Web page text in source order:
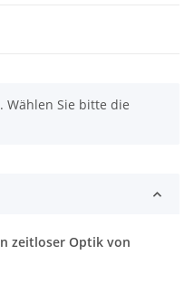
Wählen Sie bitte die
zeitloser Optik von